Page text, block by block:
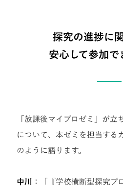
探究の進捗に
安心して参加で
「放課後マイプロゼミ」が立
について、本ゼミを担当する
のように語ります。
中川
：「『学校横断型探究プ